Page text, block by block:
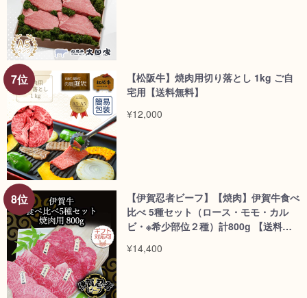
【松阪牛】焼肉用切り落とし 1kg ご自
宅用【送料無料】
¥12,000
【伊賀忍者ビーフ】【焼肉】伊賀牛食べ
比べ 5種セット（ロース・モモ・カル
ビ・※希少部位２種）計800g 【送料無
¥14,400